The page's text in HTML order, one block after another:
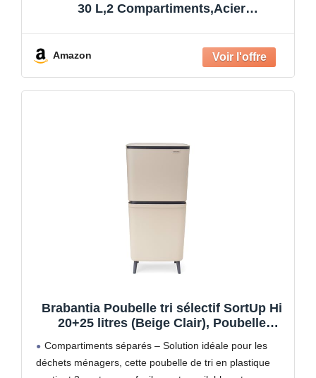
30 L,2 Compartiments,Acier
Fermeture en Douceur,Hermétique Noir
Amazon
Brabantia Poubelle tri sélectif SortUp Hi
20+25 litres (Beige Clair), Poubelle
Système de tri des déchets haut et étroit
pour la cuisine, couvercle à fermeture
Compartiments séparés – Solution idéale pour les
déchets ménagers, cette poubelle de tri en plastique